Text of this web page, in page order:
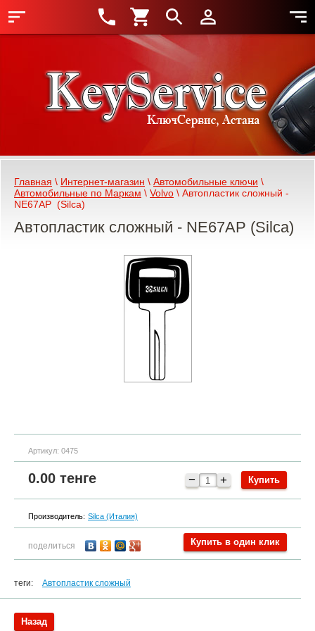
Главная \ Интернет-магазин \ Автомобильные ключи
Автомобильные по Маркам \ Volvo \ Автопластик сложный -
NE67AP  (Silca)
Автопластик сложный - NE67AP (Silca)
Артикул: 0475
0.00 тенге − +
Производитель: Silca (Италия)
поделиться Купить в один клик
теги: Автопластик сложный
Назад